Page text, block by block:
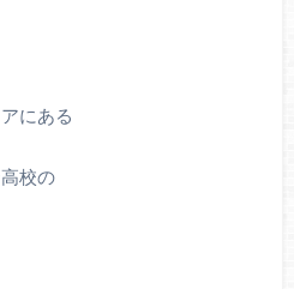
にある
校の